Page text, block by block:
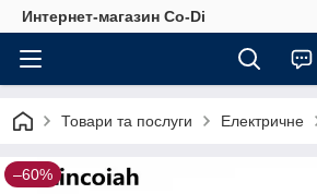
Интернет-магазин Co-Di
Товари та послуги Електричне
–60%